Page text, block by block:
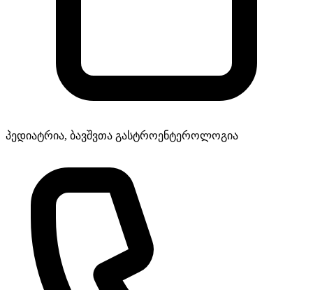
პედიატრია, ბავშვთა გასტროენტეროლოგია